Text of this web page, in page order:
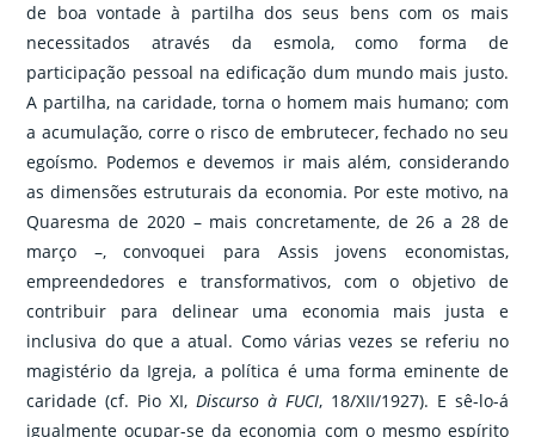
de boa vontade à partilha dos seus bens com os mais
necessitados através da esmola, como forma de
participação pessoal na edificação dum mundo mais justo.
A partilha, na caridade, torna o homem mais humano; com
a acumulação, corre o risco de embrutecer, fechado no seu
egoísmo. Podemos e devemos ir mais além, considerando
as dimensões estruturais da economia. Por este motivo, na
Quaresma de 2020 – mais concretamente, de 26 a 28 de
março –, convoquei para Assis jovens economistas,
empreendedores e transformativos, com o objetivo de
contribuir para delinear uma economia mais justa e
inclusiva do que a atual. Como várias vezes se referiu no
magistério da Igreja, a política é uma forma eminente de
caridade (cf. Pio XI,Discurso à FUCI, 18/XII/1927). E sê-lo-á
igualmente ocupar-se da economia com o mesmo espírito